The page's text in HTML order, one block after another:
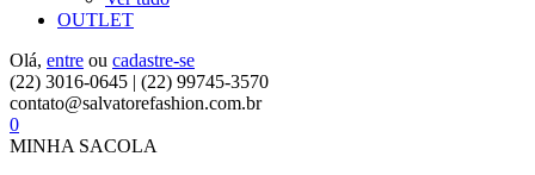
OUTLET
Olá, entre ou cadastre-se
(22) 3016-0645 | (22) 99745-3570
contato@salvatorefashion.com.br
0
MINHA SACOLA